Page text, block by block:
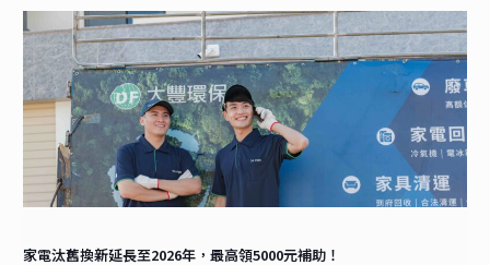
家電汰舊換新延長至2026年，最高領5000元補助！